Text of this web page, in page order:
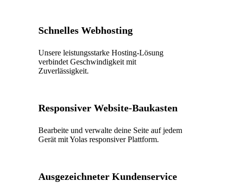
Schnelles Webhosting
Unsere leistungsstarke Hosting-Lösung
verbindet Geschwindigkeit mit
Zuverlässigkeit.
Responsiver Website-Baukasten
Bearbeite und verwalte deine Seite auf jedem
Gerät mit Yolas responsiver Plattform.
Ausgezeichneter Kundenservice